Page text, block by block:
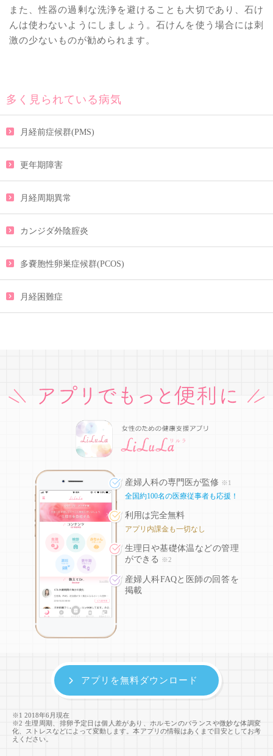
また、性器の過剰な洗浄を避けることも大切であり、石け
んは使わないようにしましょう。石けんを使う場合には刺
激の少ないものが勧められます。
多く見られている病気
月経前症候群(PMS)
更年期障害
月経周期異常
カンジダ外陰腟炎
多嚢胞性卵巣症候群(PCOS)
月経困難症
産婦人科の専門医が監修 ※1
全国約100名の医療従事者も応援！
利用は完全無料
アプリ内課金も一切なし
生理日や基礎体温などの管理
ができる
※2
産婦人科FAQと医師の回答を
掲載
※1 2018年6月現在
※2 生理周期、排卵予定日は個人差があり、ホルモンのバランスや微妙な体調変
化、ストレスなどによって変動します。本アプリの情報はあくまで目安としてお考
えください。
アプリを無料ダウンロード